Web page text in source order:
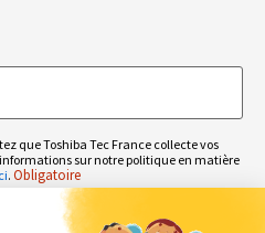
que Toshiba Tec France collecte vos
sur notre politique en matière
. Obligatoire